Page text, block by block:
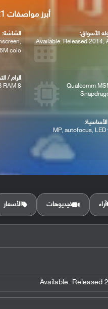
أبرز مواصفات Micromax Canvas Win W121
الأسواق:
Available. Released 2014,
الشاشة:
colo...
Qualcomm
الرام /
8 GB, 1 GB RAM
الأساسية:
آراء فيديوهات الأسعار
Available. Released